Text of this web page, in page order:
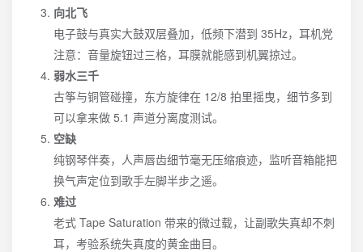
向北飞
电子鼓与真实大鼓双层叠加，低频下潜到 35Hz，耳机党
注意：音量旋钮过三格，耳膜就能感到机翼掠过。
弱水三千
古筝与铜管碰撞，东方旋律在 12/8 拍里摇曳，细节多到
可以拿来做 5.1 声道分离度测试。
空缺
纯钢琴伴奏，人声唇齿细节毫无压缩痕迹，监听音箱能把
换气声定位到歌手左脚半步之遥。
难过
老式 Tape Saturation 带来的微过载，让副歌失真却不刺
耳，考验系统失真度的黄金曲目。